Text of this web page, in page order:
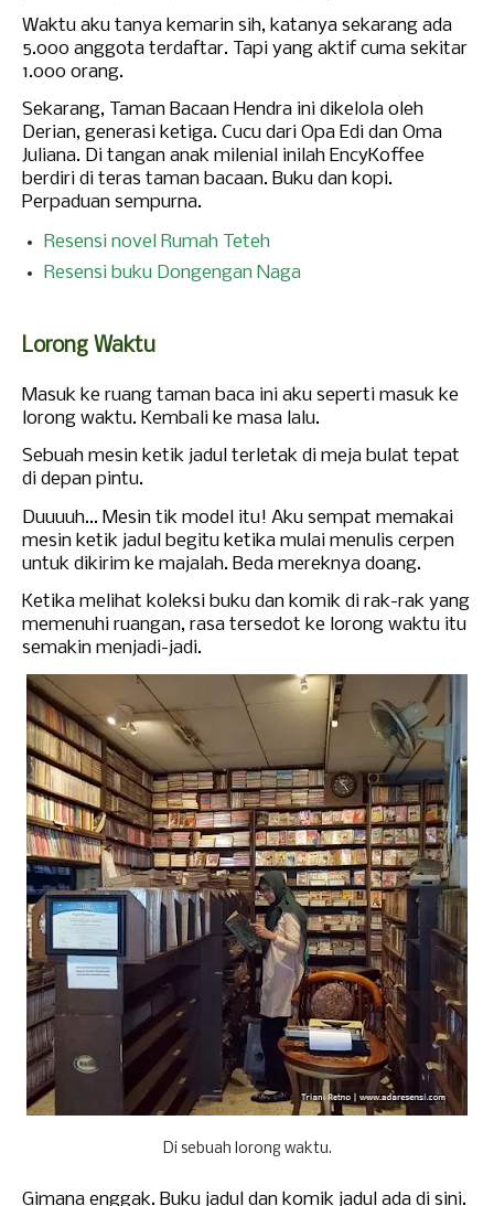
Waktu aku tanya kemarin sih, katanya sekarang ada
5.000 anggota terdaftar. Tapi yang aktif cuma sekitar
1.000 orang.
Sekarang, Taman Bacaan Hendra ini dikelola oleh
Derian, generasi ketiga. Cucu dari Opa Edi dan Oma
Juliana. Di tangan anak milenial inilah EncyKoffee
berdiri di teras taman bacaan. Buku dan kopi.
Perpaduan sempurna.
Resensi novel Rumah Teteh
Resensi buku Dongengan Naga
Lorong Waktu
Masuk ke ruang taman baca ini aku seperti masuk ke
lorong waktu. Kembali ke masa lalu.
Sebuah mesin ketik jadul terletak di meja bulat tepat
di depan pintu.
Duuuuh... Mesin tik model itu! Aku sempat memakai
mesin ketik jadul begitu ketika mulai menulis cerpen
untuk dikirim ke majalah. Beda mereknya doang.
Ketika melihat koleksi buku dan komik di rak-rak yang
memenuhi ruangan, rasa tersedot ke lorong waktu itu
semakin menjadi-jadi.
Di sebuah lorong waktu.
Gimana enggak. Buku jadul dan komik jadul ada di sini.